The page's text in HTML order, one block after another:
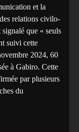
et la
relations civilo-
que « seuls
suivi cette
2024, 60
à Gabiro. Cette
par plusieurs
du